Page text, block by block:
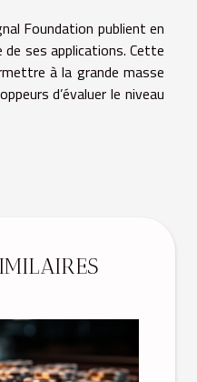
Foundation publient en
ses applications. Cette
à la grande masse
d’évaluer le niveau